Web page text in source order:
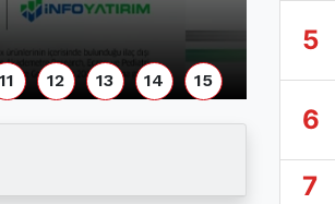
11 12 13 14 15
5
6
7